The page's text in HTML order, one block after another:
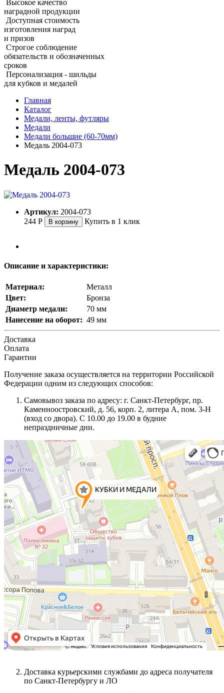
Высокое качество
наградной продукции
Доступная стоимость
изготовления наград
и призов
Строгое соблюдение
обязательств и обозначенных
сроков
Персонализация - шильды
для кубков и медалей
Главная
Каталог
Медали, ленты, футляры
Медали
Медали большие (60‑70мм)
Медаль 2004‑073
Медаль 2004‑073
Артикул: 2004-073
244 Р В корзину Купить в 1 клик
Описание и характеристики:
Материал:
Металл
Цвет:
Бронза
Диаметр медали:
70 мм
Нанесение на оборот: 49 мм
Доставка
Оплата
Гарантии
Получение заказа осуществляется на территории Российской
Федерации одним из следующих способов:
Самовывоз заказа по адресу: г. Санкт-Петербург, пр.
Каменноостровский, д. 56, корп. 2, литера А, пом. 3-Н
(вход со двора). С 10.00 до 19.00 в будние
непраздничные дни.
Доставка курьерскими службами до адреса получателя
по Санкт-Петербургу и ЛО